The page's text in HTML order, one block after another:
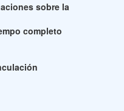
sobre la
completo